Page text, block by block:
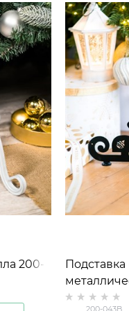
200-
200-043B